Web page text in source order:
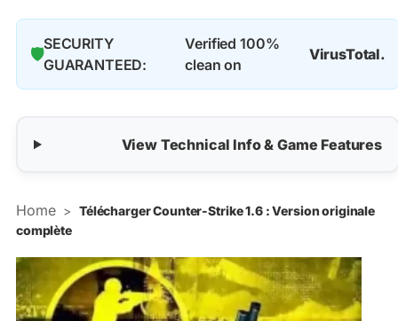
🛡️
SECURITY
GUARANTEED:
Verified 100%
clean on
VirusTotal.
View Technical Info & Game Features
Home > Télécharger Counter-Strike 1.6 : Version originale
complète